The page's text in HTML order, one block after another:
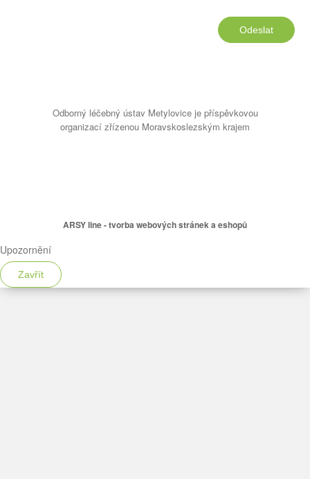
Odeslat
Odborný léčebný ústav Metylovice je příspěvkovou
organizací zřízenou Moravskoslezským krajem
ARSY line - tvorba webových stránek a eshopů
Upozornění
Zavřít